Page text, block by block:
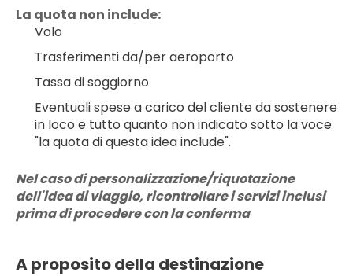
La quota non include:
Volo
Trasferimenti da/per aeroporto
Tassa di soggiorno
Eventuali spese a carico del cliente da sostenere
in loco e tutto quanto non indicato sotto la voce
"la quota di questa idea include".
Nel caso di personalizzazione/riquotazione
dell'idea di viaggio, ricontrollare i servizi inclusi
prima di procedere con la conferma
A proposito della destinazione